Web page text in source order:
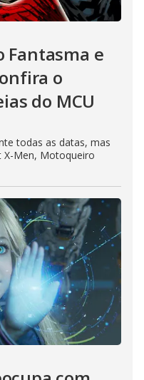
Fantasma e
o
do MCU
todas as datas, mas
X-Men, Motoqueiro